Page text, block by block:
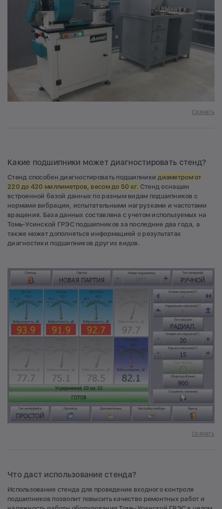
Скачать
Какие подшипники может диагностировать стенд?
Стенд способен диагностировать подшипники диаметром от
220 до 420 миллиметров, весом до 50 кг. Стенд оснащен
встроенной базой данных по разным видам подшипников с
нормами вибрации, испытательными нагрузками и частотами
вращения. База данных составлена с учетом используемых на
Томь-Усинской ГРЭС подшипников за последние два года, а
также может дополняться информацией о результатах
диагностики подшипников других видов.
Скачать
Что даст использование стенда?
Использование стенда для проведение входного контроля
подшипников позволит повысить качество ремонтных работ и